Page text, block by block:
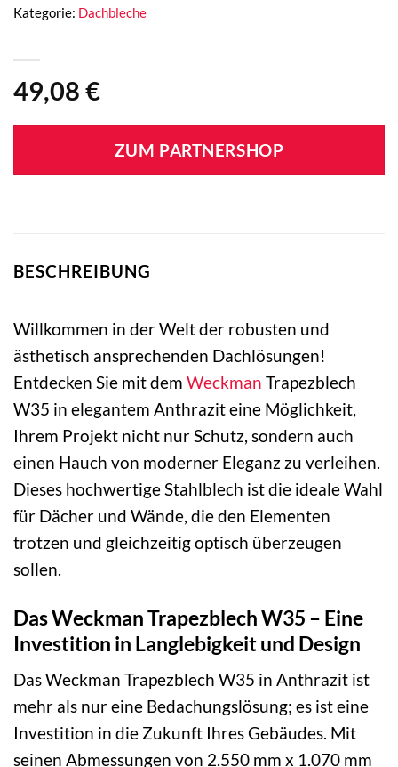
49,08 €
ZUM PARTNERSHOP
Kategorie: Dachbleche
BESCHREIBUNG
Willkommen in der Welt der robusten und
ästhetisch ansprechenden Dachlösungen!
Entdecken Sie mit dem Weckman Trapezblech
W35 in elegantem Anthrazit eine Möglichkeit,
Ihrem Projekt nicht nur Schutz, sondern auch
einen Hauch von moderner Eleganz zu verleihen.
Dieses hochwertige Stahlblech ist die ideale Wahl
für Dächer und Wände, die den Elementen
trotzen und gleichzeitig optisch überzeugen
sollen.
Das Weckman Trapezblech W35 – Eine
Investition in Langlebigkeit und Design
Das Weckman Trapezblech W35 in Anthrazit ist
mehr als nur eine Bedachungslösung; es ist eine
Investition in die Zukunft Ihres Gebäudes. Mit
seinen Abmessungen von 2.550 mm x 1.070 mm